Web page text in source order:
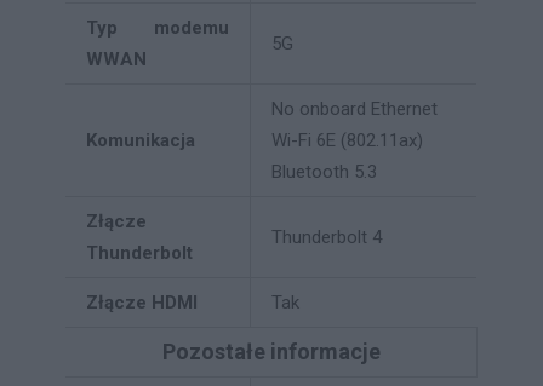
Typ modemu
WWAN
5G
Komunikacja
No onboard Ethernet
Wi-Fi 6E (802.11ax)
Bluetooth 5.3
Złącze
Thunderbolt
Thunderbolt 4
Złącze HDMI Tak
Pozostałe informacje